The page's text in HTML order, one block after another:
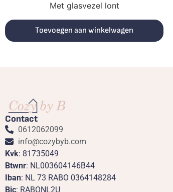
Met glasvezel lont
Toevoegen aan winkelwagen
Contact
0612062099
info@cozybyb.com
Kvk: 81735049
Btwnr: NL003604146B44
Iban: NL 73 RABO 0364148284
Bic: RABONL2U